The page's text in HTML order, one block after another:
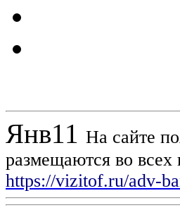
Янв11 На сайте
размещаются во всех
https://vizitof.ru/adv-